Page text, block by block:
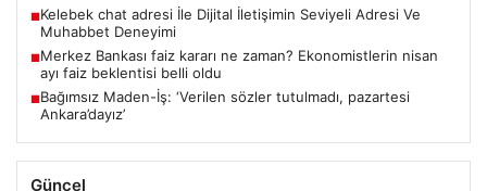
■Kelebek chat adresi İle Dijital İletişimin Seviyeli Adresi Ve
Muhabbet Deneyimi
■Merkez Bankası faiz kararı ne zaman? Ekonomistlerin nisan
ayı faiz beklentisi belli oldu
■Bağımsız Maden-İş: ‘Verilen sözler tutulmadı, pazartesi
Ankara’dayız’
Güncel